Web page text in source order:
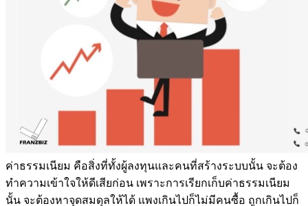
ค่าธรรมเนียม คือสิ่งที่ทั้งผู้ลงทุนและคนที่สร้างระบบนั้น จะต้อง
ทำความเข้าใจให้ดีเสียก่อน เพราะการเรียกเก็บค่าธรรมเนียม
นั้น จะต้องหาจุดสมดุลให้ได้ แพงเกินไปก็ไม่มีคนซื้อ ถูกเกินไปก็